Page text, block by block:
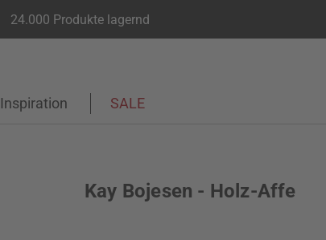
24.000 Produkte lagernd
Inspiration SALE
Kay Bojesen - Holz-Affe